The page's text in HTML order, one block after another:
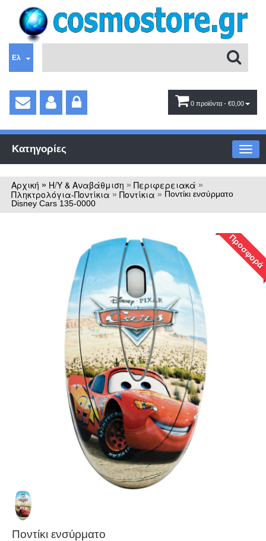
Ελ
0 προϊόντα - €0,00
Κατηγορίες
Αρχική » Η/Υ & Αναβάθμιση » Περιφερειακά »
Πληκτρολόγια-Ποντίκια » Ποντίκια » Ποντίκι ενσύρματο
Disney Cars 135-0000
Προσφορά
Ποντίκι ενσύρματο